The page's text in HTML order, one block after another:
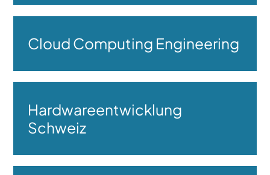
Cloud Computing Engineering
Hardwareentwicklung
Schweiz